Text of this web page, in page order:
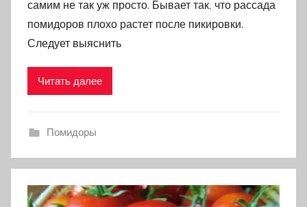
самим не так уж просто. Бывает так, что рассада
помидоров плохо растет после пикировки.
Следует выяснить
Читать далее
Помидоры